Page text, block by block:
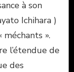
à son
Ichihara )
méchants ».
l’étendue de
des